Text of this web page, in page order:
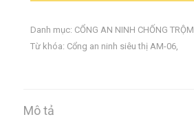
Danh mục: CỔNG AN NINH CHỐNG TRỘM
Từ khóa: Cổng an ninh siêu thị AM-06,
Mô tả